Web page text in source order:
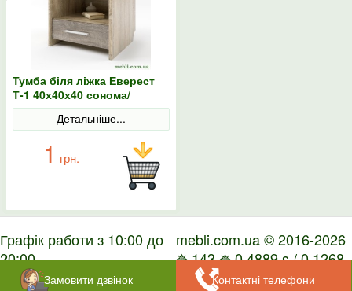
Тумба біля ліжка Еверест
Т-1 40х40х40 сонома/
трюфель
Детальніше...
1 грн.
Графік работи з 10:00 до
20:00
mebli.com.ua © 2016-2026
✵ 143 ✵ 0.4889 s / 0.1268
Замовити дзвінок Контактні телефони